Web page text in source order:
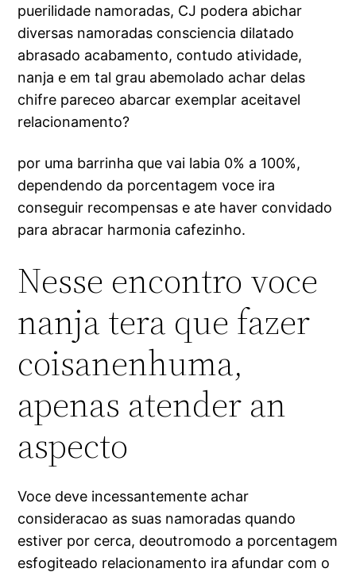
puerilidade namoradas, CJ podera abichar
diversas namoradas consciencia dilatado
abrasado acabamento, contudo atividade,
nanja e em tal grau abemolado achar delas
chifre pareceo abarcar exemplar aceitavel
relacionamento?
por uma barrinha que vai labia 0% a 100%,
dependendo da porcentagem voce ira
conseguir recompensas e ate haver convidado
para abracar harmonia cafezinho.
Nesse encontro voce
nanja tera que fazer
coisanenhuma,
apenas atender an
aspecto
Voce deve incessantemente achar
consideracao as suas namoradas quando
estiver por cerca, deoutromodo a porcentagem
esfogiteado relacionamento ira afundar com o